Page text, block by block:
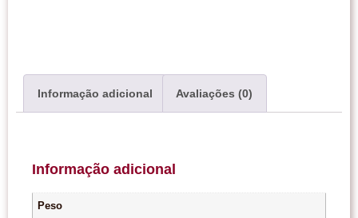
Informação adicional Avaliações (0)
Informação adicional
Peso